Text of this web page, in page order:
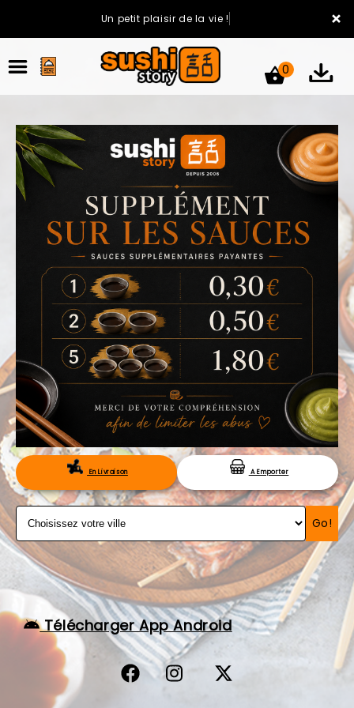
×
Un petit plaisir de la vie !
ACCUEIL
LA CARTE
VOTRE COMPTE
NOTRE RESTAURANT
VOS AVIS
MENTIONS LÉGALES
C.G.V
RÉSERVATION
0
En Livraison A Emporter
Go!
Télécharger App Android